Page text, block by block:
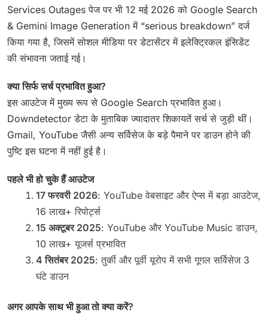
Services Outages पेज पर भी 12 मई 2026 को Google Search
& Gemini Image Generation में “serious breakdown” दर्ज
किया गया है, जिसमें सोशल मीडिया पर डेटासेंटर में इलेक्ट्रिकल इंसिडेंट
की संभावना जताई गई।
क्या सिर्फ सर्च प्रभावित हुआ?
इस आउटेज में मुख्य रूप से Google Search प्रभावित हुआ।
Downdetector डेटा के मुताबिक ज्यादातर शिकायतें सर्च से जुड़ी थीं।
Gmail, YouTube जैसी अन्य सर्विसेज के बड़े पैमाने पर डाउन होने की
पुष्टि इस घटना में नहीं हुई है।
पहले भी हो चुके हैं आउटेज
17 फरवरी 2026: YouTube वेबसाइट और ऐप्स में बड़ा आउटेज,
16 लाख+ रिपोर्ट्स
15 अक्टूबर 2025: YouTube और YouTube Music डाउन,
10 लाख+ यूजर्स प्रभावित
4 सितंबर 2025: तुर्की और पूर्वी यूरोप में सभी गूगल सर्विसेज 3
घंटे डाउन
अगर आपके साथ भी हुआ तो क्या करें?